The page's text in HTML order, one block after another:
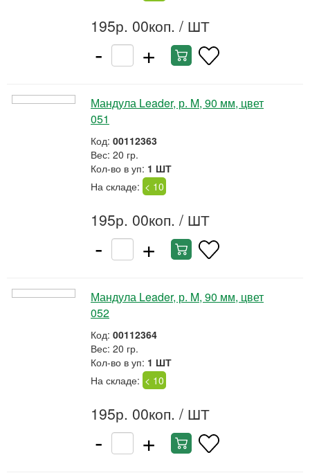
195р. 00коп. / ШТ
- +
Мандула Leader, р. M, 90 мм, цвет
051
Код: 00112363
Вес: 20 гр.
Кол-во в уп: 1 ШТ
На складе: < 10
195р. 00коп. / ШТ
- +
Мандула Leader, р. M, 90 мм, цвет
052
Код: 00112364
Вес: 20 гр.
Кол-во в уп: 1 ШТ
На складе: < 10
195р. 00коп. / ШТ
- +